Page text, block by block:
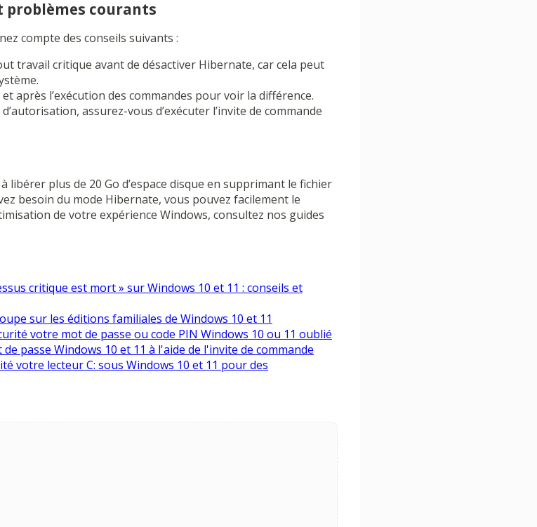
problèmes courants
compte des conseils suivants :
travail critique avant de désactiver Hibernate, car cela peut
après l’exécution des commandes pour voir la différence.
assurez-vous d’exécuter l’invite de commande
libérer plus de 20 Go d’espace disque en supprimant le fichier
besoin du mode Hibernate, vous pouvez facilement le
de votre expérience Windows, consultez nos guides
critique est mort » sur Windows 10 et 11 : conseils et
sur les éditions familiales de Windows 10 et 11
votre mot de passe ou code PIN Windows 10 ou 11 oublié
passe Windows 10 et 11 à l'aide de l'invite de commande
votre lecteur C: sous Windows 10 et 11 pour des